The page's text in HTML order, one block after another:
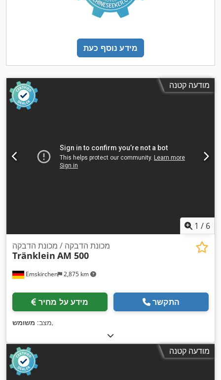
מידע נוסף כעת
מודעה קטנה
1 / 6
Emskirchen 2,875 km
מכונת הדבקה / מכונת הדבקה
Tränklein AM 500
מידע על מחיר התקשר
מצב: משומש ,
מודעה קטנה